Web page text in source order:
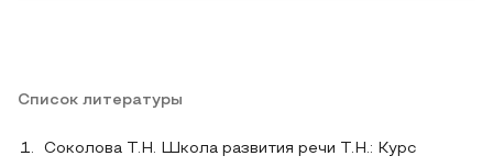
Список литературы
Соколова Т.Н. Школа развития речи Т.Н.: Курс